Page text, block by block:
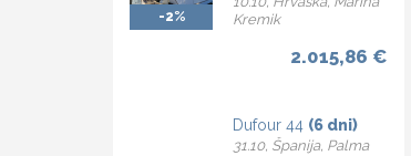
-2%
Kremik
2.015,86 €
Dufour 44 (6 dni)
31.10, Španija, Palma